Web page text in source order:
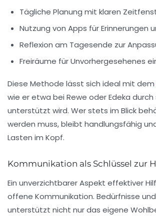
Tägliche Planung mit klaren
Nutzung von Apps für Erinnerungen
Reflexion am Tagesende zur
Freiräume für Unvorhergesehenes
Diese Methode lässt sich ideal mit dem
wie er etwa bei Rewe oder Edeka
unterstützt wird. Wer stets im Blick
werden muss, bleibt handlungsfähig
Lasten im Kopf.
Kommunikation als Schlüssel zur
Ein unverzichtbarer Aspekt effektiver
offene Kommunikation. Bedürfnisse
unterstützt nicht nur das eigene